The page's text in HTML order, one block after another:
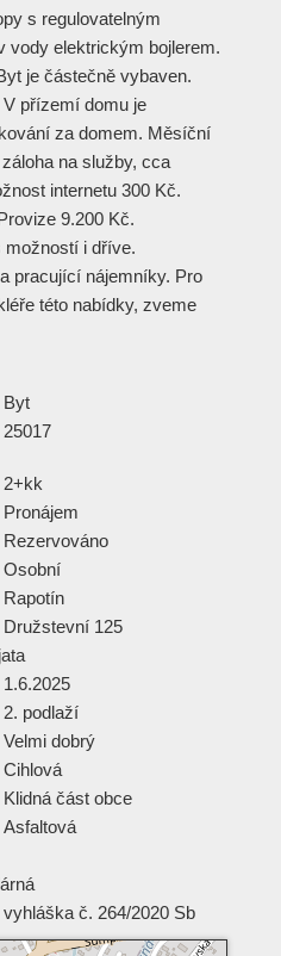
s regulovatelným
vody elektrickým bojlerem.
je částečně vybaven.
přízemí domu je
za domem. Měsíční
na služby, cca
internetu 300 Kč.
9.200 Kč.
možností i dříve.
pracující nájemníky. Pro
této nabídky, zveme
Byt
25017
2+kk
Pronájem
Rezervováno
Osobní
Rapotín
Družstevní 125
1.6.2025
2. podlaží
Velmi dobrý
Cihlová
Klidná část obce
Asfaltová
vyhláška č. 264/2020 Sb